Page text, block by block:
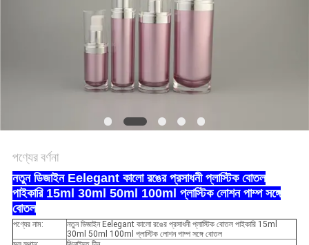
পণ্যের বর্ণনা
নতুন ডিজাইন Eelegant কালো রঙের প্রসাধনী প্লাস্টিক বোতল
পাইকারি 15ml 30ml 50ml 100ml প্লাস্টিক লোশন পাম্প সঙ্গে
বোতল
পণ্যের নাম:
নতুন ডিজাইন Eelegant কালো রঙের প্রসাধনী প্লাস্টিক বোতল পাইকারি 15ml
30ml 50ml 100ml প্লাস্টিক লোশন পাম্প সঙ্গে বোতল